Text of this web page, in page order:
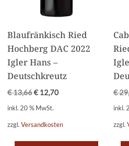
Blaufränkisch Ried
Hochberg DAC 2022
Igler Hans –
Deutschkreutz
€13,66€ 12,70
inkl. 20 % MwSt.
zzgl. Versandkosten
€
inkl.
zzgl.